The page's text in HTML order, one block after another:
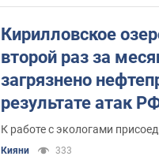
Кирилловское
второй раз за
загрязнено
результате атак
К работе с экологами
Кияни 333